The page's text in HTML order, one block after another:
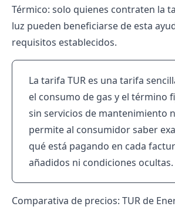
Térmico: solo quienes contraten la
luz pueden beneficiarse de esta
requisitos establecidos.
La tarifa TUR es una tarifa
el consumo de gas y el término
sin servicios de mantenimiento
permite al consumidor saber
qué está pagando en cada
añadidos ni condiciones ocultas.
Comparativa de precios: TUR de